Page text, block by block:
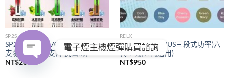
SP2S
SP2S拋棄式
7000口｜購買五
支隨機贈送一支(不挑口味)
NT$280
RELX
RELX悅刻
(PIUS三段式功率)六
代主機(五代通用)
NT$950
電子煙主機煙彈購買諮詢